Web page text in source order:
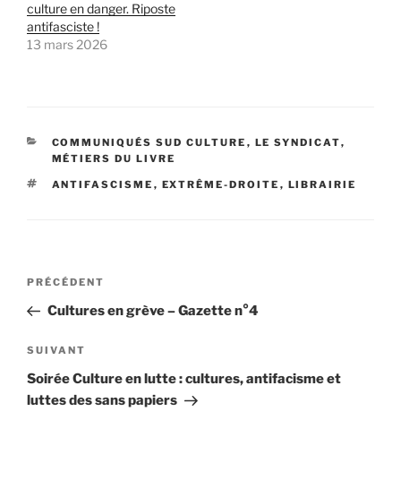
culture en danger. Riposte
antifasciste !
13 mars 2026
CATÉGORIES
COMMUNIQUÉS SUD CULTURE , LE SYNDICAT,
MÉTIERS DU LIVRE
ÉTIQUETTES
ANTIFASCISME , EXTRÊME-DROITE , LIBRAIRIE
Navigation
l’article
Article
précédent
PRÉCÉDENT
Cultures en grève – Gazette n°4
Article
suivant
SUIVANT
Soirée Culture en lutte : cultures, antifacisme et
luttes des sans papiers